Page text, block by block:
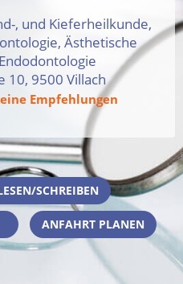
, und Kieferheilkunde,
Ästhetische
10, 9500 Villach
Empfehlungen
SCHREIBEN
ANFAHRT PLANEN